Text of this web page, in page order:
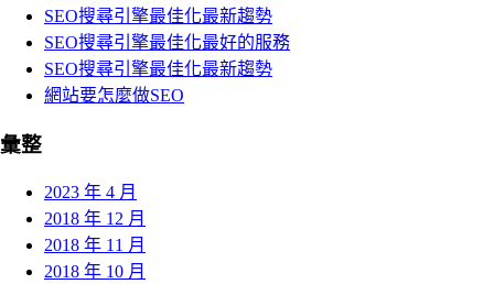
SEO搜尋引擎最佳化最新趨勢
SEO搜尋引擎最佳化最好的服務
SEO搜尋引擎最佳化最新趨勢
網站要怎麼做SEO
彙整
2023 年 4 月
2018 年 12 月
2018 年 11 月
2018 年 10 月